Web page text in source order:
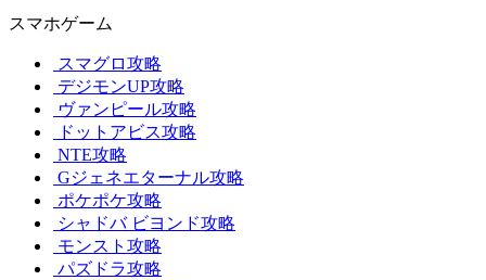
スマホゲーム
スマグロ攻略
デジモンUP攻略
ヴァンピール攻略
ドットアビス攻略
NTE攻略
Gジェネエターナル攻略
ポケポケ攻略
シャドバ ビヨンド攻略
モンスト攻略
パズドラ攻略